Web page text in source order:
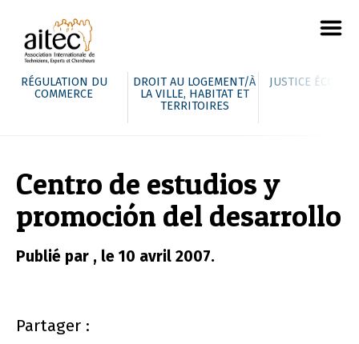
RÉGULATION DU
COMMERCE
DROIT AU LOGEMENT/À
LA VILLE, HABITAT ET
TERRITOIRES
JUSTICE
Centro de estudios y
promoción del desarrollo
Publié par , le 10 avril 2007.
Partager :